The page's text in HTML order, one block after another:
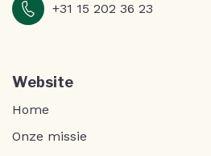
+31 15 202 36 23
Website
Home
Onze missie